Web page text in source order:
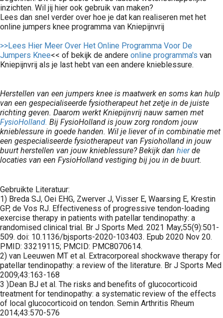
inzichten. Wil jij hier ook gebruik van maken?
Lees dan snel verder over hoe je dat kan realiseren met het
online jumpers knee programma van Kniepijnvrij
>>Lees Hier Meer Over Het Online Programma Voor De
Jumpers Knee<< of bekijk de andere online programma's van
Kniepijnvrij als je last hebt van een andere knieblessure.
Herstellen van een jumpers knee is maatwerk en soms kan hulp
van een gespecialiseerde fysiotherapeut het zetje in de juiste
richting geven. Daarom werkt Kniepijnvrij nauw samen met
FysioHolland. Bij FysioHolland is jouw zorg rondom jouw
knieblessure in goede handen. Wil je liever of in combinatie met
een gespecialiseerde fysiotherapeut van Fysioholland in jouw
buurt herstellen van jouw knieblessure? Bekijk dan hierde
locaties van een FysioHolland vestiging bij jou in de buurt.
Gebruikte Literatuur:
1) Breda SJ, Oei EHG, Zwerver J, Visser E, Waarsing E, Krestin
GP, de Vos RJ. Effectiveness of progressive tendon-loading
exercise therapy in patients with patellar tendinopathy: a
randomised clinical trial. Br J Sports Med. 2021 May;55(9):501-
509. doi: 10.1136/bjsports-2020-103403. Epub 2020 Nov 20.
PMID: 33219115; PMCID: PMC8070614.
2) van Leeuwen MT et al. Extracorporeal shockwave therapy for
patellar tendinopathy: a review of the literature. Br J Sports Med
2009;43:163-168
3 )Dean BJ et al. The risks and benefits of glucocorticoid
treatment for tendinopathy: a systematic review of the effects
of local glucocorticoid on tendon. Semin Arthritis Rheum
2014;43:570-576